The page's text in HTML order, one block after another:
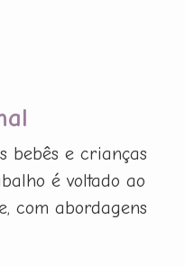
bebês e crianças
é voltado ao
com abordagens